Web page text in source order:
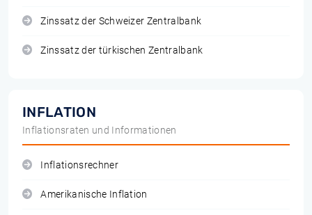
Zinssatz der Schweizer Zentralbank
Zinssatz der türkischen Zentralbank
INFLATION
Inflationsraten und Informationen
Inflationsrechner
Amerikanische Inflation